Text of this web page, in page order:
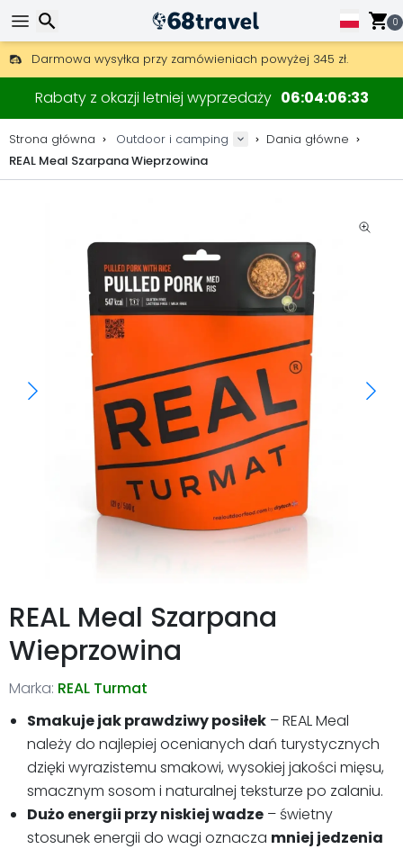
0
Darmowa wysyłka przy zamówieniach powyżej 345 zł.
30 dni na zwrot, 90 dni na drewniane mapy i dekoracje.
Najlepsze ceny na sprzęt outdoorowy i akcesoria.
Rabaty z okazji letniej wyprzedaży 06040632
Strona główna Outdoor i camping
Dania główne
REAL Meal Szarpana Wieprzowina
REAL Meal Szarpana
Wieprzowina
Marka: REAL Turmat
Smakuje jak prawdziwy posiłek – REAL Meal
należy do najlepiej ocenianych dań turystycznych
dzięki wyrazistemu smakowi, wysokiej jakości mięsu,
smacznym sosom i naturalnej teksturze po zalaniu.
Dużo energii przy niskiej wadze – świetny
stosunek energii do wagi oznacza mniej jedzenia
Wyszukaj